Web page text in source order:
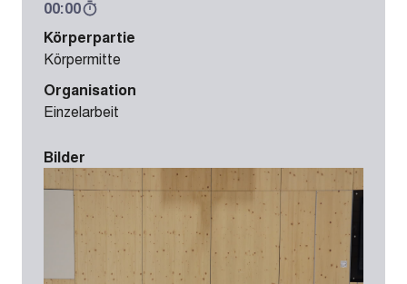
00:00
Körperpartie
Körpermitte
Organisation
Einzelarbeit
Bilder